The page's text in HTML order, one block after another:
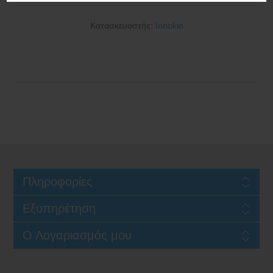
Κατασκευαστής: Innokin
Πληροφορίες
Εξυπηρέτηση
Ο Λογαριασμός μου